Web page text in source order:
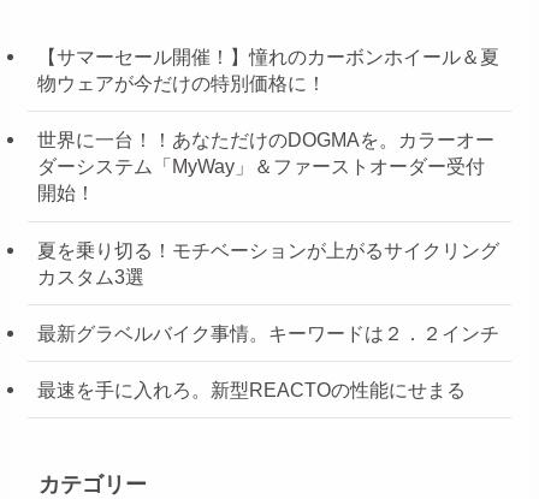
【サマーセール開催！】憧れのカーボンホイール＆夏
物ウェアが今だけの特別価格に！
世界に一台！！あなただけのDOGMAを。カラーオー
ダーシステム「MyWay」＆ファーストオーダー受付
開始！
夏を乗り切る！モチベーションが上がるサイクリング
カスタム3選
最新グラベルバイク事情。キーワードは２．２インチ
最速を手に入れろ。新型REACTOの性能にせまる
カテゴリー